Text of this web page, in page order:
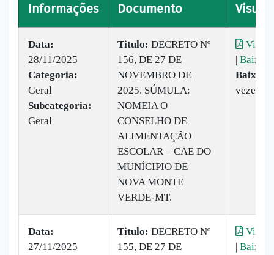
Informações Documento
Data:
28/11/2025
Categoria:
Geral
Subcategoria:
Geral
Titulo: DECRETO Nº
156, DE 27 DE
NOVEMBRO DE
2025. SÚMULA:
NOMEIA O
CONSELHO DE
ALIMENTAÇÃO
ESCOLAR – CAE DO
MUNÍCIPIO DE
NOVA MONTE
VERDE-MT.
| Baixar
vezes
Data:
27/11/2025
Titulo: DECRETO Nº
155, DE 27 DE
| Baixar